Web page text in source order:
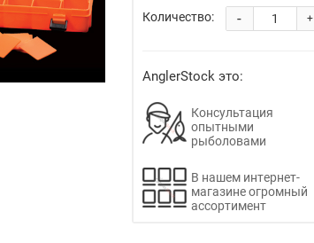
Количество: +
-
AnglerStock это:
Консультация
опытными
рыболовами
В нашем интернет-
магазине огромный
ассортимент